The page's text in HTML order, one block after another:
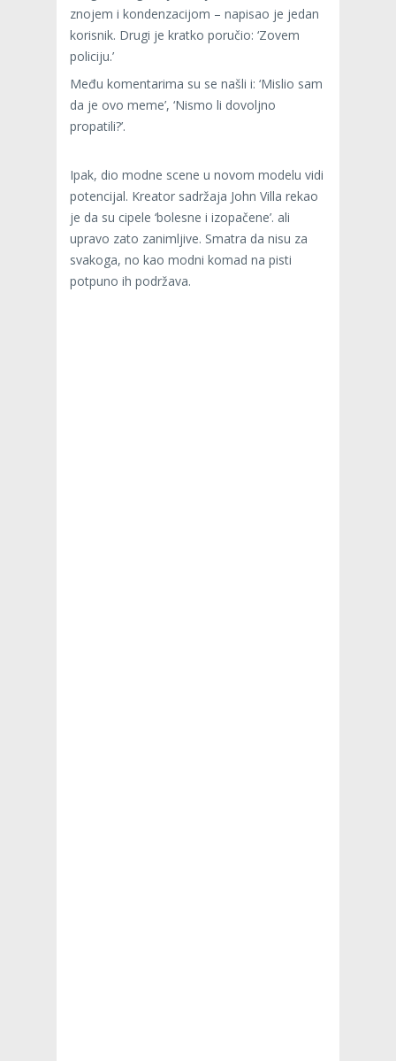
znojem i kondenzacijom – napisao je jedan
korisnik. Drugi je kratko poručio: ‘Zovem
policiju.’
Među komentarima su se našli i: ‘Mislio sam
da je ovo meme’, ‘Nismo li dovoljno
propatili?’.
Ipak, dio modne scene u novom modelu vidi
potencijal. Kreator sadržaja John Villa rekao
je da su cipele ‘bolesne i izopačene’. ali
upravo zato zanimljive. Smatra da nisu za
svakoga, no kao modni komad na pisti
potpuno ih podržava.